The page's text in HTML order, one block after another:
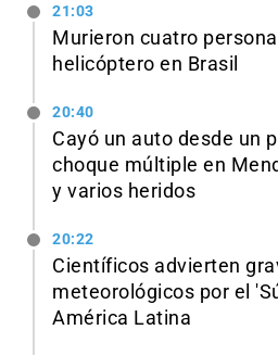
21:03
Murieron cuatro
helicóptero en Brasil
20:40
Cayó un auto desde un
choque múltiple en
y varios heridos
20:22
Científicos advierten
meteorológicos por el
América Latina